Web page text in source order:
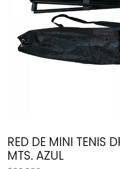
RED DE MINI TENIS
MTS. AZUL